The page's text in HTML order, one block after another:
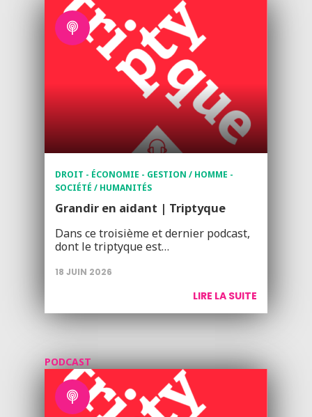
DROIT - ÉCONOMIE - GESTION / HOMME -
SOCIÉTÉ / HUMANITÉS
Grandir en aidant | Triptyque
Dans ce troisième et dernier podcast,
dont le triptyque est…
18 JUIN 2026
LIRE LA SUITE
PODCAST